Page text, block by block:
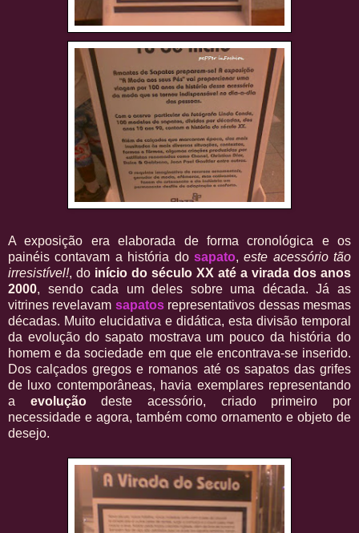
A exposição era elaborada de forma cronológica e os
painéis contavam a história do sapato,este acessório tão
irresistível!, do início do século XX até a virada dos anos
2000, sendo cada um deles sobre uma década. Já as
vitrines revelavam sapatos representativos dessas mesmas
décadas. Muito elucidativa e didática, esta divisão temporal
da evolução do sapato mostrava um pouco da história do
homem e da sociedade em que ele encontrava-se inserido.
Dos calçados gregos e romanos até os sapatos das grifes
de luxo contemporâneas, havia exemplares representando
a evoluçãodeste acessório, criado primeiro por
necessidade e agora, também como ornamento e objeto de
desejo.